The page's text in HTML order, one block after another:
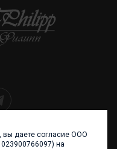
898
вы даете согласие ООО
на